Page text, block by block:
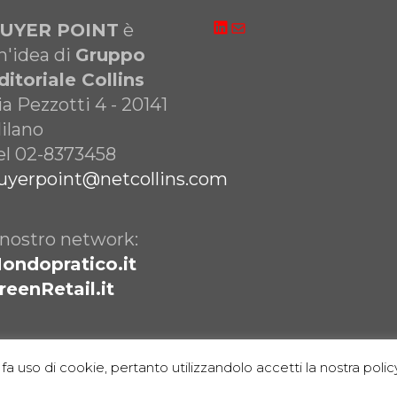
POINT è
di Gruppo
Collins
Pezzotti 4 - 20141
02-8373458
network:
uso di cookie, pertanto utilizzandolo accetti la nostra